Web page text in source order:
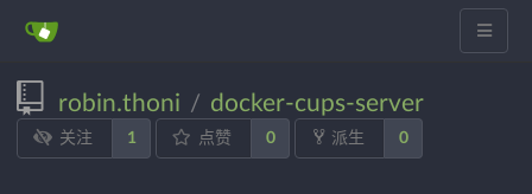
robin.thoni / docker-cups-server
关注 1 点赞 0 派生 0